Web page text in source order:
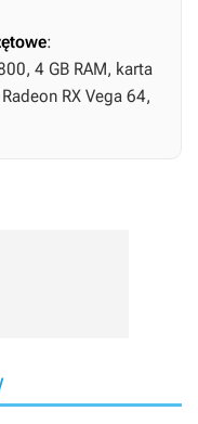
:
4 GB RAM, karta
RX Vega 64,